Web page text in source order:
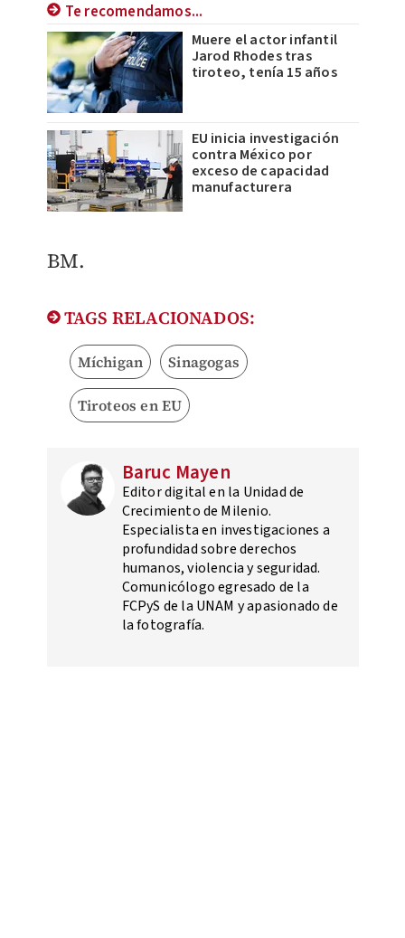
Te recomendamos...
Muere el actor infantil
Jarod Rhodes tras
tiroteo, tenía 15 años
EU inicia investigación
contra México por
exceso de capacidad
manufacturera
​BM.
TAGS RELACIONADOS:
Míchigan Sinagogas
Tiroteos en EU
Baruc Mayen
Editor digital en la Unidad de
Crecimiento de Milenio.
Especialista en investigaciones a
profundidad sobre derechos
humanos, violencia y seguridad.
Comunicólogo egresado de la
FCPyS de la UNAM y apasionado de
la fotografía.